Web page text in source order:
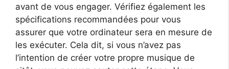
avant de vous engager. Vérifiez également les
spécifications recommandées pour vous
assurer que votre ordinateur sera en mesure de
les exécuter. Cela dit, si vous n’avez pas
l’intention de créer votre propre musique de